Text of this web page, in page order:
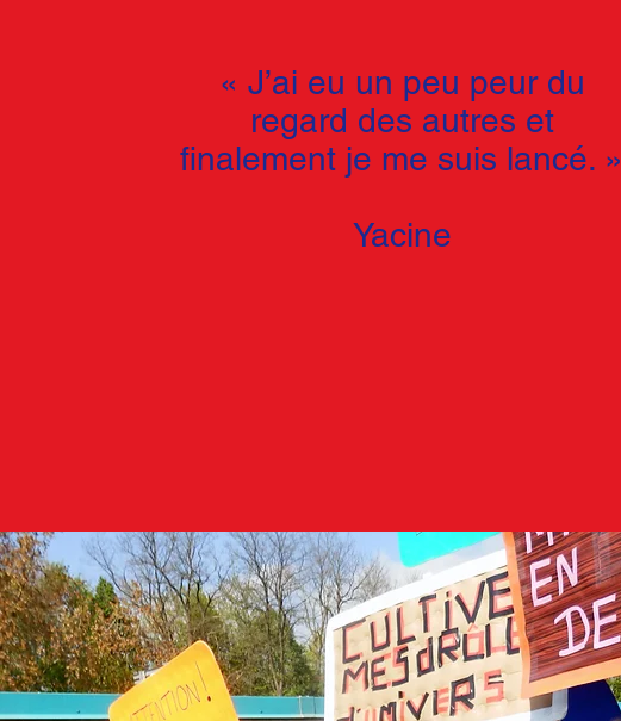
« J’ai eu un peu peur du
regard des autres et
finalement je me suis lancé. »
Yacine